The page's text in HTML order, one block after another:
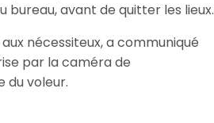
bureau, avant de quitter les lieux.
nécessiteux, a communiqué
par la caméra de
du voleur.